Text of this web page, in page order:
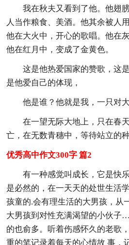
我在秋夫又看到了他。他翅
人当作粮食、美酒。他其余被人
他在大火中，开心的歌唱。他在
他在红月中，变成了金黄色。
这是他热爱国家的赞歌，这
是他爱自己的体现，
他是谁？他就是我，一只对
在一望无际大地上，只在春
亡，在无数青穗中，等待站立的种
优秀高中作文300字 篇2
有一种感觉叫成长，它是快
是必然的，在一天天的处世生活
孩童的.会有理生活的大男孩，从
大男孩到对性充满渴望的小伙
的也俞多。听着伤感怀久的老歌
重的笔记录着每天的心情故 事，